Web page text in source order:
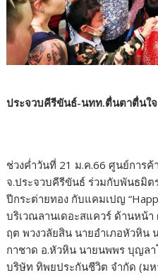
ประจวบคีรีขันธ์-นทท.ตื่นตาตื่นใ
ช่วงค่ำวันที่ 21 ม.ค.66 ศูนย์การ
จ.ประจวบคีรีขันธ์ ร่วมกับพันธมิต
ปีกระต่ายทอง กับแคมเปญ
บริเวณลานเดอะสแควร์ ด้านหน้
ฤต พวงวลัยสิน นายอำเภอหัวหิน
กาชาด อ.หัวหิน นายนพพร บุญลา
บริษัท ทิพยประกันชีวิต จำกัด (มห